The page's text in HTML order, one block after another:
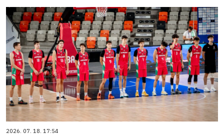
2026. 07. 18. 17:54